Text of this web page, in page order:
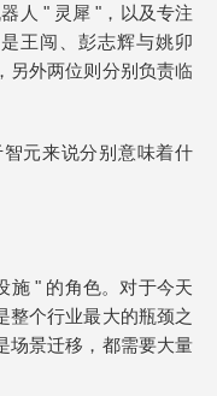
人 " 灵犀 "，以及专注
王闯、彭志辉与姚卯
另外两位则分别负责临
元来说分别意味着什
施 " 的角色。对于今天
整个行业最大的瓶颈之
场景迁移，都需要大量